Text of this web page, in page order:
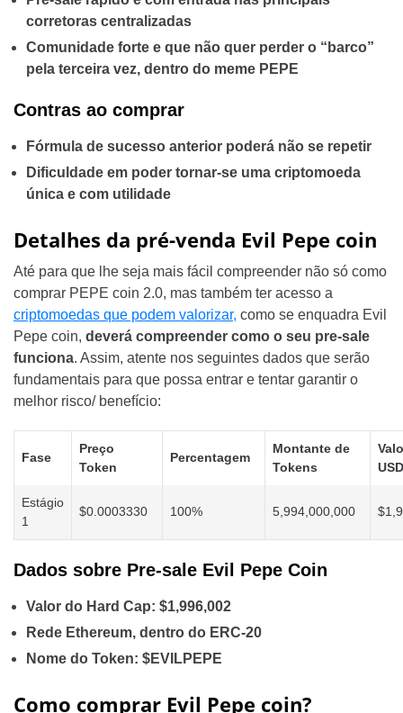
corretoras centralizadas
Comunidade forte e que não quer perder o “barco”
pela terceira vez, dentro do meme PEPE
Contras ao comprar
Fórmula de sucesso anterior poderá não se repetir
Dificuldade em poder tornar-se uma criptomoeda
única e com utilidade
Detalhes da pré-venda Evil Pepe coin
Até para que lhe seja mais fácil compreender não só como
comprar PEPE coin 2.0, mas também ter acesso a
criptomoedas que podem valorizar, como se enquadra Evil
Pepe coin, deverá compreender como o seu pre-sale
funciona. Assim, atente nos seguintes dados que serão
fundamentais para que possa entrar e tentar garantir o
melhor risco/ benefício:
Fase
Preço
Token
Percentagem
Montante de
Tokens
Estágio
1
$0.0003330 100% 5,994,000,000
Dados sobre Pre-sale Evil Pepe Coin
Valor do Hard Cap: $1,996,002
Rede Ethereum, dentro do ERC-20
Nome do Token: $EVILPEPE
Como comprar Evil Pepe coin?